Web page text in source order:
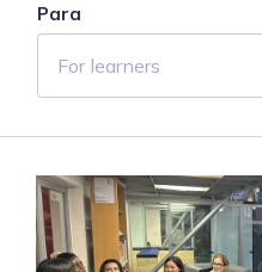
Para
For learners